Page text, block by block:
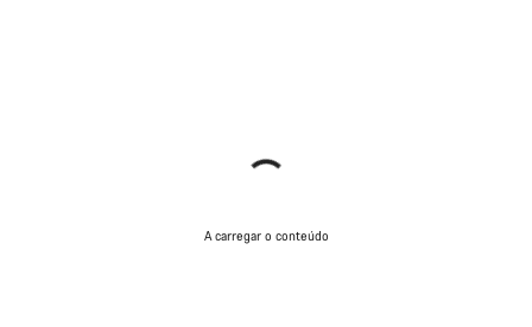
A carregar o conteúdo